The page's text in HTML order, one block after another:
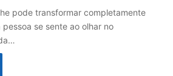
pode transformar completamente
se sente ao olhar no